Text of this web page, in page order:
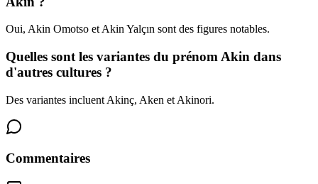
Oui, Akin Omotso et Akin Yalçın sont des figures notables.
Quelles sont les variantes du prénom Akin dans
d'autres cultures ?
Des variantes incluent Akinç, Aken et Akinori.
Commentaires